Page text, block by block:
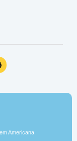
Americana